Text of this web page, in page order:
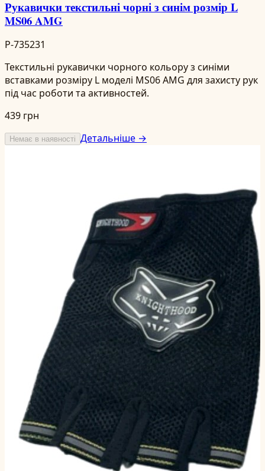
Рукавички текстильні чорні з синім розмір L
MS06 AMG
P-735231
Текстильні рукавички чорного кольору з синіми
вставками розміру L моделі MS06 AMG для захисту рук
під час роботи та активностей.
439 грн
Немає в наявності Детальніше →